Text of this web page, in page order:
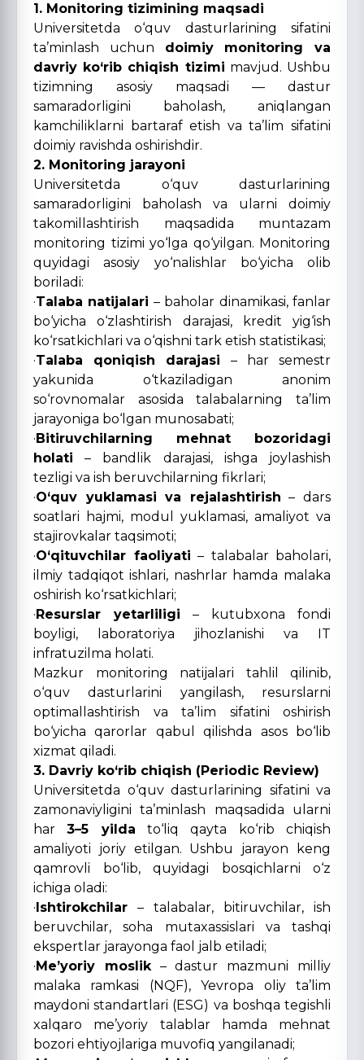
1. Monitoring tizimining maqsadi
Universitetda o‘quv dasturlarining sifatini
ta’minlash uchun doimiy monitoring va
davriy ko‘rib chiqish tizimi mavjud. Ushbu
tizimning asosiy maqsadi — dastur
samaradorligini baholash, aniqlangan
kamchiliklarni bartaraf etish va ta’lim sifatini
doimiy ravishda oshirishdir.
2. Monitoring jarayoni
Universitetda o‘quv dasturlarining
samaradorligini baholash va ularni doimiy
takomillashtirish maqsadida muntazam
monitoring tizimi yo‘lga qo‘yilgan. Monitoring
quyidagi asosiy yo‘nalishlar bo‘yicha olib
boriladi:
·Talaba natijalari – baholar dinamikasi, fanlar
bo‘yicha o‘zlashtirish darajasi, kredit yig‘ish
ko‘rsatkichlari va o‘qishni tark etish statistikasi;
·Talaba qoniqish darajasi – har semestr
yakunida o‘tkaziladigan anonim
so‘rovnomalar asosida talabalarning ta’lim
jarayoniga bo‘lgan munosabati;
·Bitiruvchilarning mehnat bozoridagi
holati – bandlik darajasi, ishga joylashish
tezligi va ish beruvchilarning fikrlari;
·O‘quv yuklamasi va rejalashtirish – dars
soatlari hajmi, modul yuklamasi, amaliyot va
stajirovkalar taqsimoti;
·O‘qituvchilar faoliyati – talabalar baholari,
ilmiy tadqiqot ishlari, nashrlar hamda malaka
oshirish ko‘rsatkichlari;
·Resurslar yetarliligi – kutubxona fondi
boyligi, laboratoriya jihozlanishi va IT
infratuzilma holati.
Mazkur monitoring natijalari tahlil qilinib,
o‘quv dasturlarini yangilash, resurslarni
optimallashtirish va ta’lim sifatini oshirish
bo‘yicha qarorlar qabul qilishda asos bo‘lib
xizmat qiladi.
3. Davriy ko‘rib chiqish (Periodic Review)
Universitetda o‘quv dasturlarining sifatini va
zamonaviyligini ta’minlash maqsadida ularni
har3–5 yilda to‘liq qayta ko‘rib chiqish
amaliyoti joriy etilgan. Ushbu jarayon keng
qamrovli bo‘lib, quyidagi bosqichlarni o‘z
ichiga oladi:
·Ishtirokchilar – talabalar, bitiruvchilar, ish
beruvchilar, soha mutaxassislari va tashqi
ekspertlar jarayonga faol jalb etiladi;
·Me’yoriy moslik– dastur mazmuni milliy
malaka ramkasi (NQF), Yevropa oliy ta’lim
maydoni standartlari (ESG) va boshqa tegishli
xalqaro me’yoriy talablar hamda mehnat
bozori ehtiyojlariga muvofiq yangilanadi;